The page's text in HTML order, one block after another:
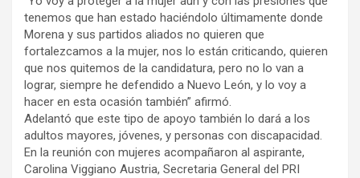
tenemos que han estado haciéndolo últimamente donde
Morena y sus partidos aliados no quieren que
fortalezcamos a la mujer, nos lo están criticando, quieren
que nos quitemos de la candidatura, pero no lo van a
lograr, siempre he defendido a Nuevo León, y lo voy a
hacer en esta ocasión también” afirmó.
Adelantó que este tipo de apoyo también lo dará a los
adultos mayores, jóvenes, y personas con discapacidad.
En la reunión con mujeres acompañaron al aspirante,
Carolina Viggiano Austria, Secretaria General del PRI